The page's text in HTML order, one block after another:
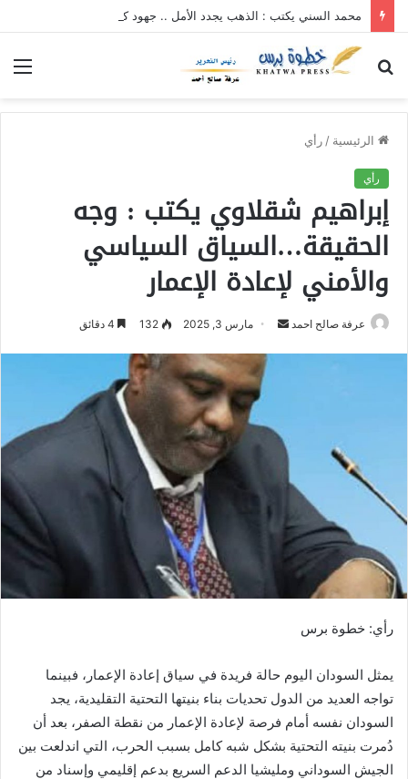
الرئيسية / رأي
رأي
إبراهيم شقلاوي يكتب : وجه
الحقيقة…السياق السياسي
والأمني لإعادة الإعمار
عرفة صالح احمد
ر
ي
مارس 3, 2025 132
رأي: خطوة برس
يمثل السودان اليوم حالة فريدة في سياق إعادة الإعمار، فبينما
تواجه العديد من الدول تحديات بناء بنيتها التحتية التقليدية، يجد
السودان نفسه أمام فرصة لإعادة الإعمار من نقطة الصفر، بعد أن
دُمرت بنيته التحتية بشكل شبه كامل بسبب الحرب، التي اندلعت بين
الجيش السوداني ومليشيا الدعم السريع بدعم إقليمي وإسناد من